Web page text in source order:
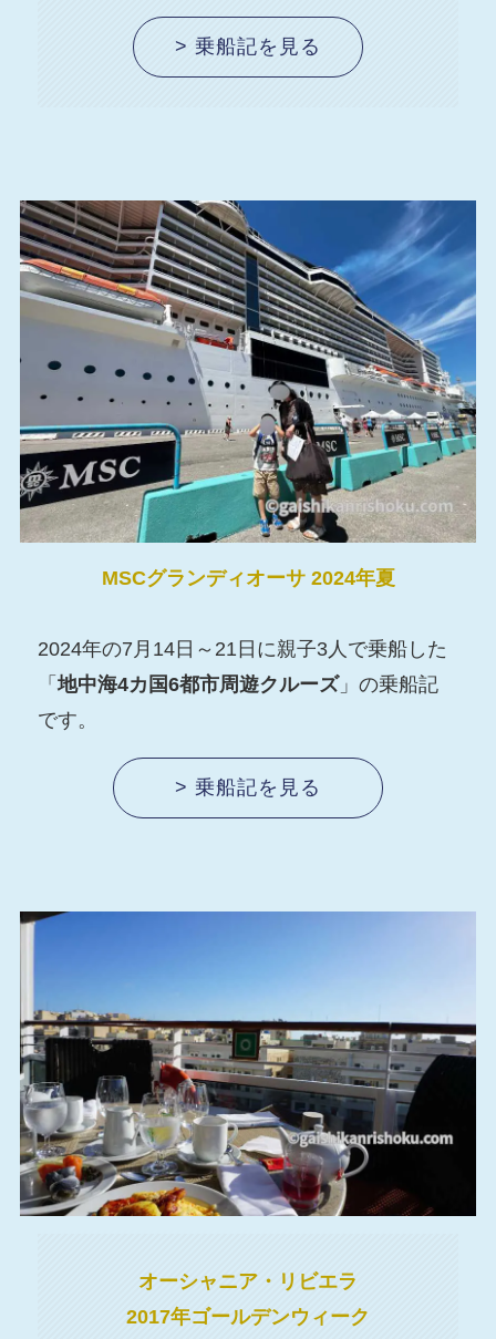
> 乗船記を見る
MSCグランディオーサ 2024年夏
2024年の7月14日～21日に親子3人で乗船した
「地中海4カ国6都市周遊クルーズ」の乗船記
です。
> 乗船記を見る
オーシャニア・リビエラ
2017年ゴールデンウィーク